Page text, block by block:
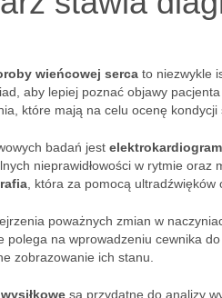
wieńcowej serca to niezwykle
aby lepiej poznać objawy
które mają na celu ocenę kondycji
badań jest
nieprawidłowości w rytmie
, która za pomocą
poważnych zmian w
polega na wprowadzeniu cewnika
zobrazowanie ich stanu.
są przydatne do analizy